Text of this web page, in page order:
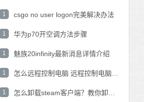
1 csgo no user logon完美解决办法
1 华为p70开空调方法步骤
1 魅族20infinity最新消息详情介绍
1
1